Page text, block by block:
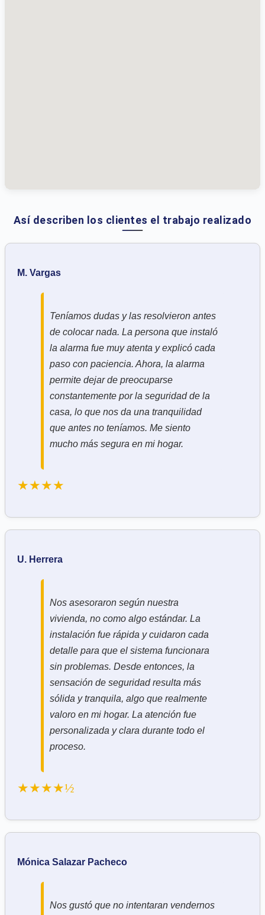
Así describen los clientes el trabajo realizado
M. Vargas
Teníamos dudas y las resolvieron antes
de colocar nada. La persona que instaló
la alarma fue muy atenta y explicó cada
paso con paciencia. Ahora, la alarma
permite dejar de preocuparse
constantemente por la seguridad de la
casa, lo que nos da una tranquilidad
que antes no teníamos. Me siento
mucho más segura en mi hogar.
★★★★
U. Herrera
Nos asesoraron según nuestra
vivienda, no como algo estándar. La
instalación fue rápida y cuidaron cada
detalle para que el sistema funcionara
sin problemas. Desde entonces, la
sensación de seguridad resulta más
sólida y tranquila, algo que realmente
valoro en mi hogar. La atención fue
personalizada y clara durante todo el
proceso.
★★★★½
Mónica Salazar Pacheco
Nos gustó que no intentaran vendernos